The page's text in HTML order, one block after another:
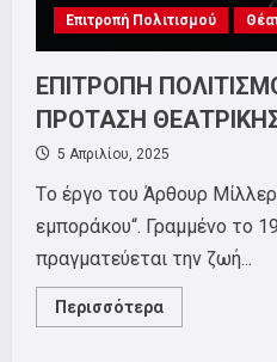
Επιτροπή Πολιτισμού
ΕΠΙΤΡΟΠΗ
ΠΡΟΤΑΣΗ
5 Απριλίου, 2025
Tο έργο του Άρθουρ
εμποράκου“. Γραμμένο το
πραγματεύεται την ζωή...
Περισσότερα
more